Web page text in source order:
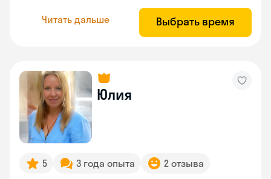
Читать дальше Выбрать время
Юлия
5 3 года опыта 2 отзыва